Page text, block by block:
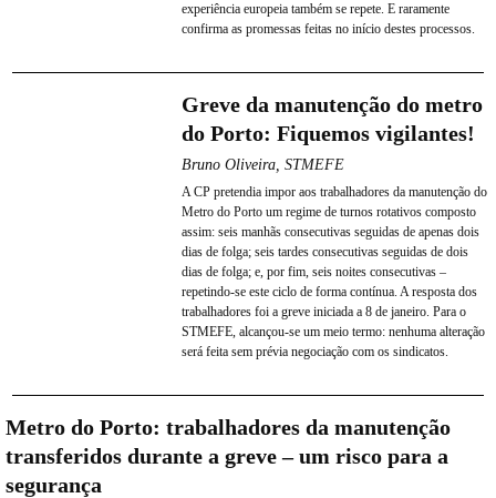
experiência europeia também se repete. E raramente
confirma as promessas feitas no início destes processos.
Greve da manutenção do metro
do Porto: Fiquemos vigilantes!
Bruno Oliveira, STMEFE
A CP pretendia impor aos trabalhadores da manutenção do
Metro do Porto um regime de turnos rotativos composto
assim: seis manhãs consecutivas seguidas de apenas dois
dias de folga; seis tardes consecutivas seguidas de dois
dias de folga; e, por fim, seis noites consecutivas –
repetindo-se este ciclo de forma contínua. A resposta dos
trabalhadores foi a greve iniciada a 8 de janeiro. Para o
STMEFE, alcançou-se um meio termo: nenhuma alteração
será feita sem prévia negociação com os sindicatos.
Metro do Porto: trabalhadores da manutenção
transferidos durante a greve – um risco para a
segurança